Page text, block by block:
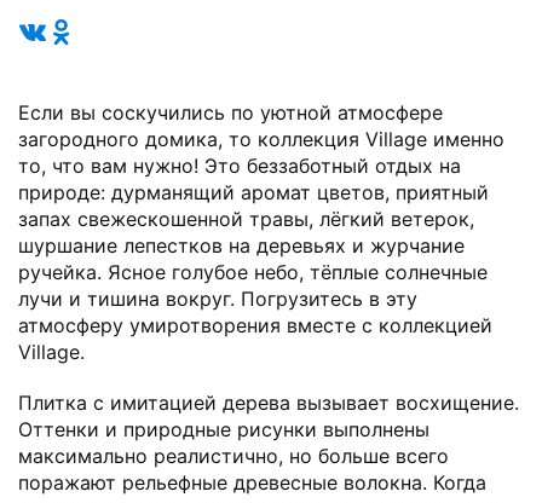
Если вы соскучились по уютной атмосфере
загородного домика, то коллекция Village именно
то, что вам нужно! Это беззаботный отдых на
природе: дурманящий аромат цветов, приятный
запах свежескошенной травы, лёгкий ветерок,
шуршание лепестков на деревьях и журчание
ручейка. Ясное голубое небо, тёплые солнечные
лучи и тишина вокруг. Погрузитесь в эту
атмосферу умиротворения вместе с коллекцией
Village.
Плитка с имитацией дерева вызывает восхищение.
Оттенки и природные рисунки выполнены
максимально реалистично, но больше всего
поражают рельефные древесные волокна. Когда